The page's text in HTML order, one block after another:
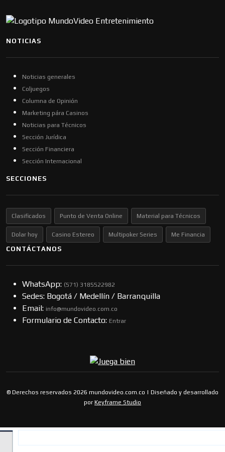
NOTICIAS
Noticias generales
Coljuegos
Columna de Opinión
Marketing pára Casinos
Noticias para Técnicos
Sección Jurídica
Sección Financiera
Sección Internacional
SECCIONES
Clasificados Punto de Venta Online Material para Técnicos
Dolar hoy Casino Estereo Multipoker Series Me Financia
CONTÁCTANOS
WhatsApp: (57​​1) 3185522982
Sedes: Bogotá / Medellín / Barranquilla
Email: info@mundovideo.com.co
Formulario de Contacto: Entrar
© Derechos reservados 2026 mundovideo.com.co | Diseñado y desarrollado
por Keyframe Studio